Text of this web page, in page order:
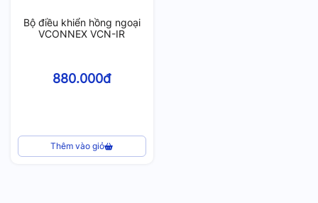
Bộ điều khiển hồng ngoại
VCONNEX VCN-IR
880.000đ
Thêm vào giỏ